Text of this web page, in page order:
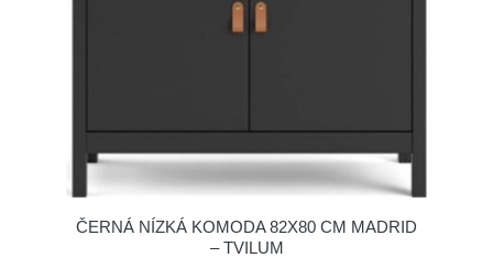
ČERNÁ NÍZKÁ KOMODA 82X80 CM MADRID
– TVILUM